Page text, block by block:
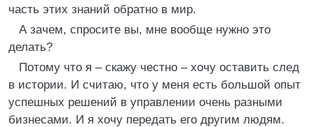
часть этих знаний обратно в мир.
А зачем, спросите вы, мне вообще нужно это
делать?
Потому что я – скажу честно – хочу оставить след
в истории. И считаю, что у меня есть большой опыт
успешных решений в управлении очень разными
бизнесами. И я хочу передать его другим людям.